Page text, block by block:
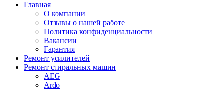
Главная
О компании
Отзывы о нашей работе
Политика конфиденциальности
Вакансии
Гарантия
Ремонт усилителей
Ремонт стиральных машин
AEG
Ardo